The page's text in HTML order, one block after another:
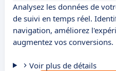
Analysez les données de
de suivi en temps réel.
navigation, améliorez
augmentez vos conversions.
Voir plus de détails